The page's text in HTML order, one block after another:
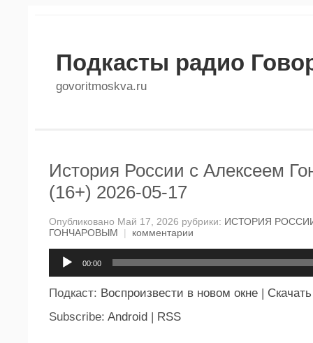
Подкасты радио
govoritmoskva.ru
История России с Алексеем
(16+) 2026-05-17
Опубликовано Май 17, 2026 рубрики: ИСТОРИЯ
ГОНЧАРОВЫМ
| комментарии
00:00
Подкаст: Воспроизвести в новом окне | Скачать
Subscribe: Android | RSS